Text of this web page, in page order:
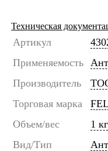
Техническая
Артикул
Применяемость
Производитель
Торговая марка
Объем/вес
1 кг
Вид/Тип